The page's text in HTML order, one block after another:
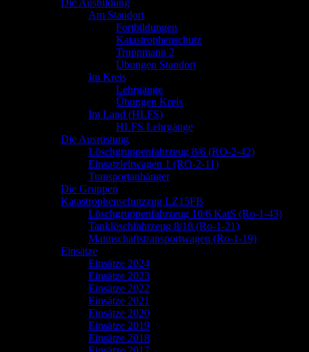
Die Ausbildung
Am Standort
Fortbildungen
Katastrophenschutz
Truppmann 2
Übungen Standort
Im Kreis
Lehrgänge
Übungen Kreis
Im Land (HLFS)
HLFS Lehrgänge
Die Ausrüstung
Löschgruppenfahrzeug 8/6 (RO-2-42)
Einsatzleitwagen 1 (RO-2-11)
Transportanhänger
Die Gruppen
Katastrophenschutzzug LZ15FB
Löschgruppenfahrzeug 10/6 KatS (Ro-1-43)
Tanklöschfahrzeug 8/18 (Ro-1-21)
Mannschaftstransportwagen (Ro-1-19)
Einsätze
Einsätze 2024
Einsätze 2023
Einsätze 2022
Einsätze 2021
Einsätze 2020
Einsätze 2019
Einsätze 2018